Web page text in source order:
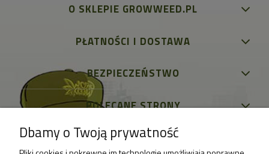
O SKLEPIE GROWWEED.PL
PŁATNOŚCI I DOSTAWA
BEZPIECZEŃSTWO
POLECANE STRONY
Dbamy o Twoją prywatność